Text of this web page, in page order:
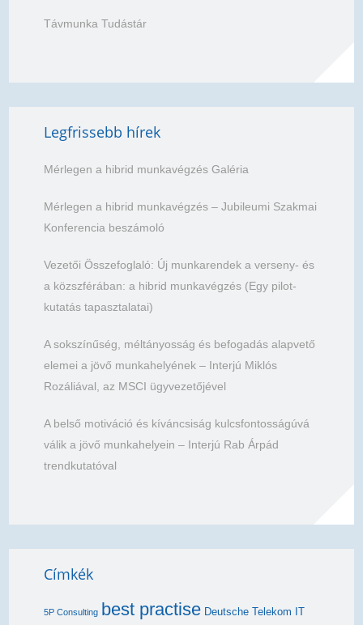
Távmunka Tudástár
Legfrissebb hírek
Mérlegen a hibrid munkavégzés Galéria
Mérlegen a hibrid munkavégzés – Jubileumi Szakmai
Konferencia beszámoló
Vezetői Összefoglaló: Új munkarendek a verseny- és
a közszférában: a hibrid munkavégzés (Egy pilot-
kutatás tapasztalatai)
A sokszínűség, méltányosság és befogadás alapvető
elemei a jövő munkahelyének – Interjú Miklós
Rozáliával, az MSCI ügyvezetőjével
A belső motiváció és kíváncsiság kulcsfontosságúvá
válik a jövő munkahelyein – Interjú Rab Árpád
trendkutatóval
Címkék
5P Consulting best practise Deutsche Telekom IT